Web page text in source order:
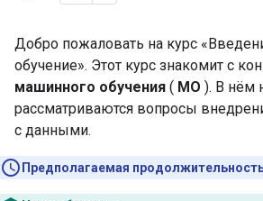
Добро пожаловать на курс
обучение». Этот курс знакомит с
машинного обучения ( МО ). В нём
рассматриваются вопросы
с данными.
Предполагаемая